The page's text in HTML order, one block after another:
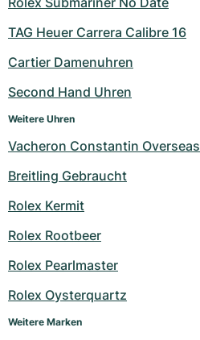
TAG Heuer Carrera Calibre 16
Cartier Damenuhren
Second Hand Uhren
Weitere Uhren
Vacheron Constantin Overseas
Breitling Gebraucht
Rolex Kermit
Rolex Rootbeer
Rolex Pearlmaster
Rolex Oysterquartz
Weitere Marken